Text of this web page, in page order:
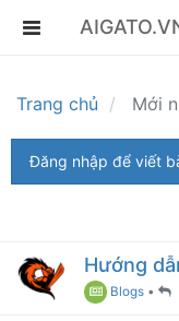
Trang chủ Mới
Đăng nhập để viết
Hướng
Blogs •